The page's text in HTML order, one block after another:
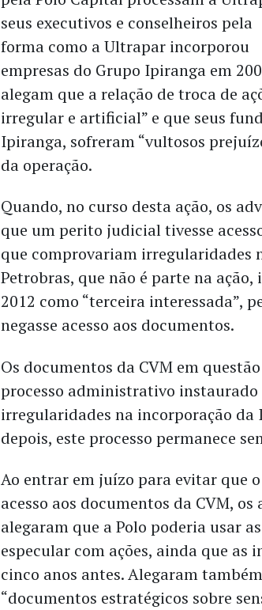
seus executivos e conselheiros pela
forma como a Ultrapar incorporou
empresas do Grupo Ipiranga em
alegam que a relação de troca de
irregular e artificial” e que seus
Ipiranga, sofreram “vultosos
da operação.
Quando, no curso desta ação, os
que um perito judicial tivesse
que comprovariam irregularidades
Petrobras, que não é parte na ação,
2012 como “terceira interessada”,
negasse acesso aos documentos.
Os documentos da CVM em
processo administrativo
irregularidades na incorporação da
depois, este processo permanece
Ao entrar em juízo para evitar que
acesso aos documentos da CVM,
alegaram que a Polo poderia usar
especular com ações, ainda que as
cinco anos antes. Alegaram
“documentos estratégicos sobre